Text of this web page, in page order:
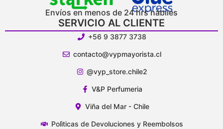
Envíos en menos de 24 hrs hábiles
SERVICIO AL CLIENTE
+56 9 3877 3738
contacto@vypmayorista.cl
@vyp_store.chile2
V&P Perfumeria
Viña del Mar - Chile
Polìticas de Devoluciones y Reembolsos